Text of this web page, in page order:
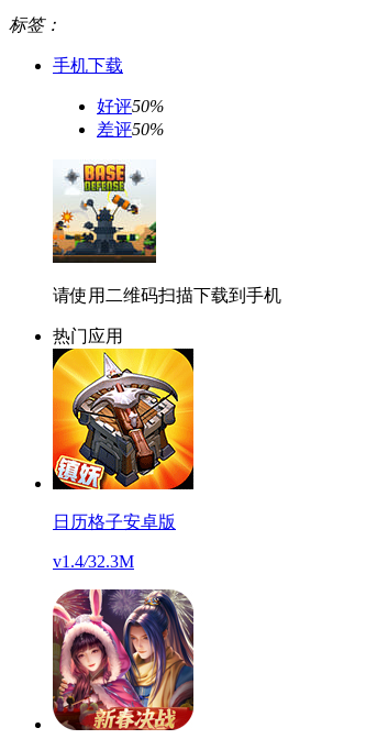
标签：
手机下载
好评50%
差评50%
请使用二维码扫描下载到手机
热门应用
日历格子安卓版
v1.4/32.3M